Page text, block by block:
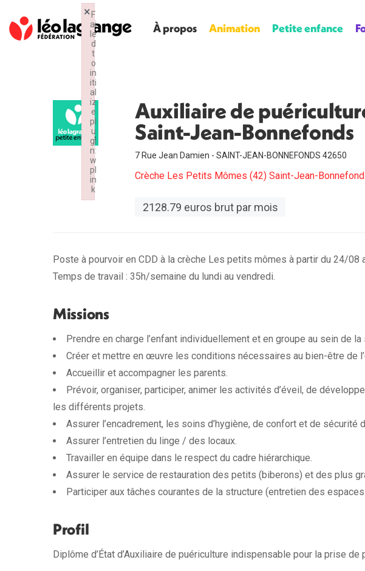
À propos Animation Petite enfance
Auxiliaire de
Saint-Jean-Bonnefonds
7 Rue Jean Damien - SAINT-JEAN-BONNEFONDS 42650
Crèche Les Petits Mômes (42) Saint-Jean-
2128.79 euros brut par mois
Poste à pourvoir en CDD à la crèche Les petits mômes à partir du 24/08
Temps de travail : 35h/semaine du lundi au vendredi.
Missions
Prendre en charge l’enfant individuellement et en groupe au sein de la
Créer et mettre en œuvre les conditions nécessaires au bien-être de
Accueillir et accompagner les parents.
Prévoir, organiser, participer, animer les activités d’éveil, de
les différents projets.
Assurer l’encadrement, les soins d’hygiène, de confort et de sécurité
Assurer l’entretien du linge / des locaux.
Travailler en équipe dans le respect du cadre hiérarchique.
Assurer le service de restauration des petits (biberons) et des plus
Participer aux tâches courantes de la structure (entretien des
Profil
Diplôme d’État d’Auxiliaire de puériculture indispensable pour la prise de
F
ai
le
d
t
o
in
iti
al
iz
e
pl
u
gi
n:
w
pl
in
k
×
Failed to initialize plugin: wplink